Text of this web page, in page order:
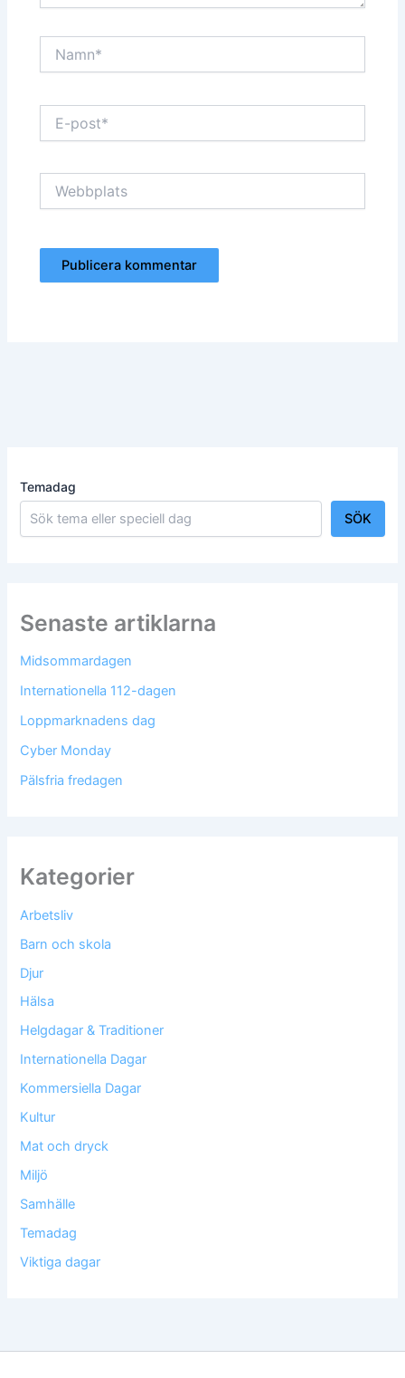
Temadag
SÖK
Senaste artiklarna
Midsommardagen
Internationella 112-dagen
Loppmarknadens dag
Cyber Monday
Pälsfria fredagen
Kategorier
Arbetsliv
Barn och skola
Djur
Hälsa
Helgdagar & Traditioner
Internationella Dagar
Kommersiella Dagar
Kultur
Mat och dryck
Miljö
Samhälle
Temadag
Viktiga dagar
post*